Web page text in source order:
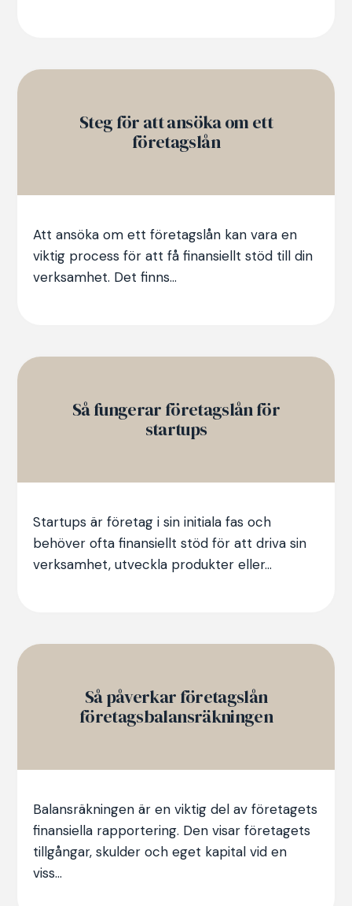
Steg för att ansöka om ett
företagslån
Att ansöka om ett företagslån kan vara en
viktig process för att få finansiellt stöd till din
verksamhet. Det finns...
Så fungerar företagslån för
startups
Startups är företag i sin initiala fas och
behöver ofta finansiellt stöd för att driva sin
verksamhet, utveckla produkter eller...
Så påverkar företagslån
företagsbalansräkningen
Balansräkningen är en viktig del av företagets
finansiella rapportering. Den visar företagets
tillgångar, skulder och eget kapital vid en
viss...